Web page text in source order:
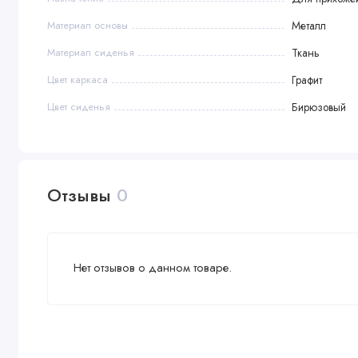
Материал основы Металл
Материал сиденья Ткань
Цвет каркаса Графит
Цвет сиденья Бирюзовый
Отзывы 0
Нет отзывов о данном товаре.